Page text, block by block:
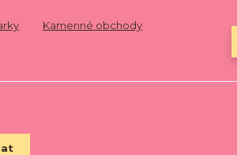
Kamenné obchody